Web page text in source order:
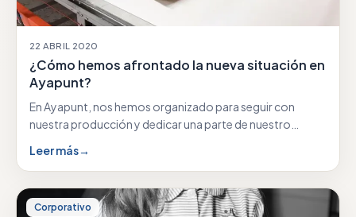
22 ABRIL 2020
¿Cómo hemos afrontado la nueva situación en
Ayapunt?
En Ayapunt, nos hemos organizado para seguir con
nuestra producción y dedicar una parte de nuestro…
Leer más→
Corporativo